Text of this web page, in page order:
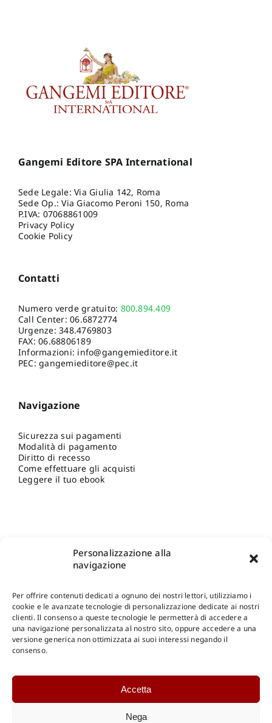
Personalizzazione alla
navigazione
Per offrire contenuti dedicati a ognuno dei nostri lettori, utilizziamo i
cookie e le avanzate tecnologie di personalizzazione dedicate ai nostri
clienti. Il consenso a queste tecnologie le permetterà di accedere a
una navigazione personalizzata al nostro sito, oppure accedere a una
versione generica non ottimizzata ai suoi interessi negando il
consenso.
Accetta
Nega
Gangemi Editore SPA International
Sede Legale: Via Giulia 142, Roma
Sede Op.: Via Giacomo Peroni 150, Roma
P.IVA: 07068861009
Privacy Policy
Cookie Policy
Contatti
Numero verde gratuito: 800.894.409
Call Center:06.6872774
Urgenze:348.4769803
FAX: 06.68806189
Informazioni: info@gangemieditore.it
PEC: gangemieditore@pec.it
Navigazione
Sicurezza sui pagamenti
Modalità di pagamento
Diritto di recesso
Come effettuare gli acquisti
Leggere il tuo ebook
Shop Gangemi Editore-Pagamenti Sicuri e anche Rateali
Catalogo Online
Catalogo Internazionale